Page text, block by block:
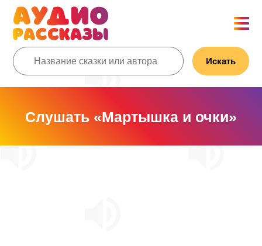
Искать
Слушать «Мартышка и очки»